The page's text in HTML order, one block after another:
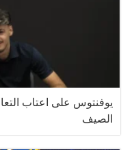
يوفنتوس على اعتاب
الصيف